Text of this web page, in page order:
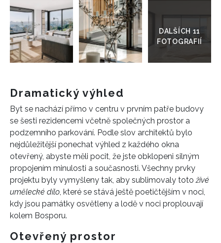
do
galerie
Dramatický výhled
Byt se nachází přímo v centru v prvním patře budovy
se šesti rezidencemi včetně společných prostor a
podzemního parkování. Podle slov architektů bylo
nejdůležitější ponechat výhled z každého okna
otevřený, abyste měli pocit, že jste obklopeni silným
propojením minulosti a současnosti. Všechny prvky
projektu byly vymyšleny tak, aby sublimovaly toto živé
umělecké dílo , které se stává ještě poetičtějším v noci,
kdy jsou památky osvětleny a lodě v noci proplouvají
kolem Bosporu.
Otevřený prostor